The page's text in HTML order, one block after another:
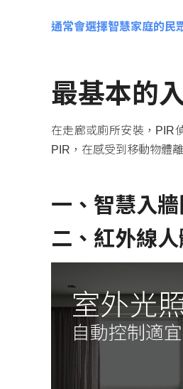
通常會選擇智慧家庭的民
最基本的
在走廊或廁所安裝，PIR
PIR，在感受到移動物體
一、智慧入
二、紅外線